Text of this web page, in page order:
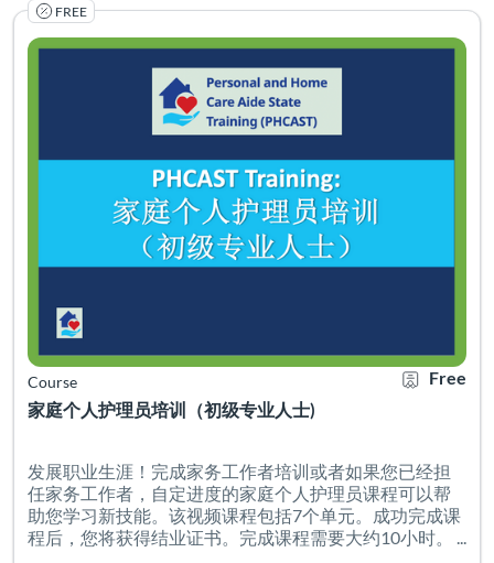
FREE
家庭个人护理员培训（初级专业人士)
Course
Certificate
Listing
Free
发展职业生涯！完成家务工作者培训或者如果您已经担任
发展职业生涯！完成家务工作者培训或者如果您已经担
任家务工作者，自定进度的家庭个人护理员课程可以帮
助您学习新技能。该视频课程包括7个单元。成功完成课
程后，您将获得结业证书。完成课程需要大约10小时。 ...
Listing Catalog: PHCAST Chinese Cantonese Simplified
Listing Date: Self-paced